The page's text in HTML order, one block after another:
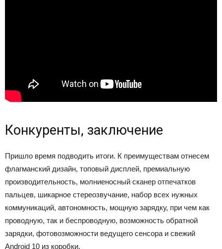
Конкуренты, заключение
Пришло время подводить итоги. К преимуществам отнесем
флагманский дизайн, топовый дисплей, премиальную
производительность, молниеносный сканер отпечатков
пальцев, шикарное стереозвучание, набор всех нужных
коммуникаций, автономность, мощную зарядку, при чем как
проводную, так и беспроводную, возможность обратной
зарядки, фотовозможности ведущего сенсора и свежий
Android 10 из коробки.